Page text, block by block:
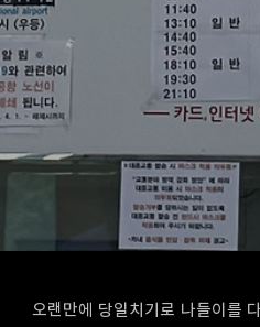
오랜만에 당일치기로 나들이를